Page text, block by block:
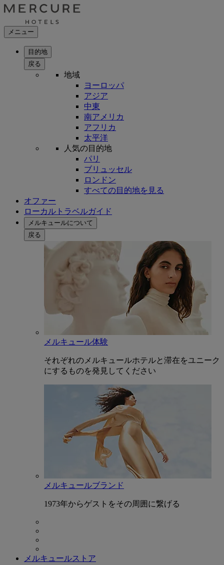
メニュー
目的地
戻る
地域
ヨーロッパ
アジア
中東
南アメリカ
アフリカ
太平洋
人気の目的地
パリ
ブリュッセル
ロンドン
すべての目的地を見る
オファー
ローカルトラベルガイド
メルキュールについて
戻る
メルキュール体験
それぞれのメルキュールホテルと滞在をユニーク
にするものを発見してください
メルキュールブランド
1973年からゲストをその周囲に繋げる
メルキュールストア